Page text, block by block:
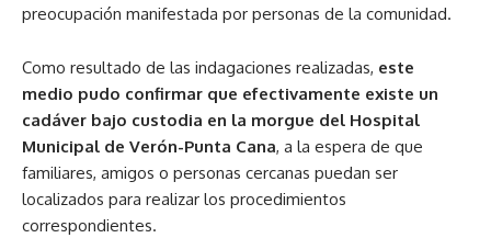
preocupación manifestada por personas de la comunidad.
Como resultado de las indagaciones realizadas, este
medio pudo confirmar que efectivamente existe un
cadáver bajo custodia en la morgue del Hospital
Municipal de Verón-Punta Cana, a la espera de que
familiares, amigos o personas cercanas puedan ser
localizados para realizar los procedimientos
correspondientes.